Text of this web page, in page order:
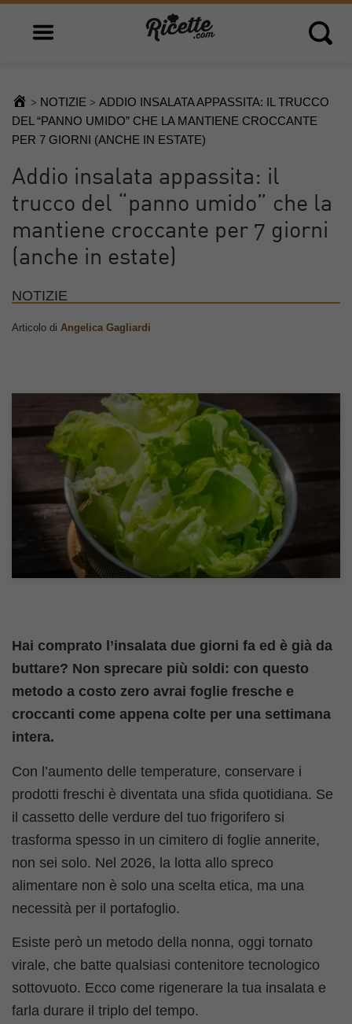
Open main menu Open
> NOTIZIE > ADDIO INSALATA APPASSITA: IL TRUCCO
DEL “PANNO UMIDO” CHE LA MANTIENE CROCCANTE
PER 7 GIORNI (ANCHE IN ESTATE)
Addio insalata appassita: il
trucco del “panno umido” che la
mantiene croccante per 7 giorni
(anche in estate)
NOTIZIE
Articolo di Angelica Gagliardi
Hai comprato l’insalata due giorni fa ed è già da
buttare? Non sprecare più soldi: con questo
metodo a costo zero avrai foglie fresche e
croccanti come appena colte per una settimana
intera.
Con l’aumento delle temperature, conservare i
prodotti freschi è diventata una sfida quotidiana. Se
il cassetto delle verdure del tuo frigorifero si
trasforma spesso in un cimitero di foglie annerite,
non sei solo. Nel 2026, la lotta allo spreco
alimentare non è solo una scelta etica, ma una
necessità per il portafoglio.
Esiste però un metodo della nonna, oggi tornato
virale, che batte qualsiasi contenitore tecnologico
sottovuoto. Ecco come rigenerare la tua insalata e
farla durare il triplo del tempo.